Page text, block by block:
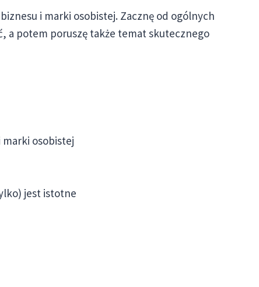
i marki osobistej. Zacznę od ogólnych
a potem poruszę także temat skutecznego
osobistej
jest istotne